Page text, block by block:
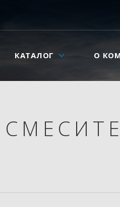
КАТАЛОГ О